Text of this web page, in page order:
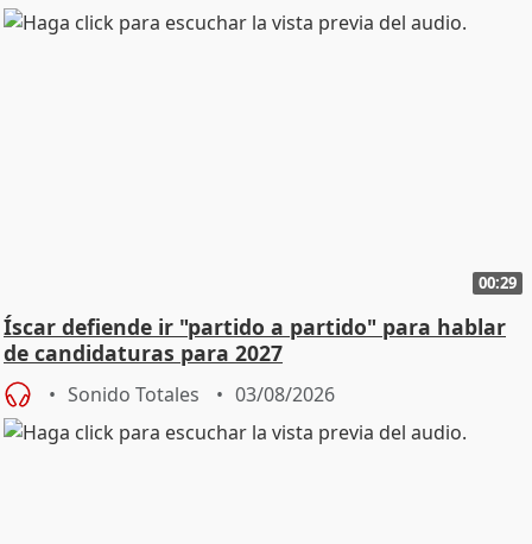
00:29
Íscar defiende ir "partido a partido" para hablar
de candidaturas para 2027
Sonido Totales 03/08/2026